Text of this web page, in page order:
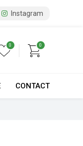
Instagram
0
0
CONTACT